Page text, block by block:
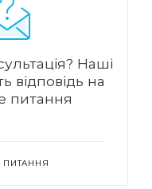
Наші
відповідь на
питання
ПИТАННЯ